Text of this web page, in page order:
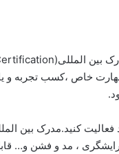
خاص ،‌کسب تجربه و
فعالیت کنید.مدرک بین
آرایشگری ، مد و فشن و…